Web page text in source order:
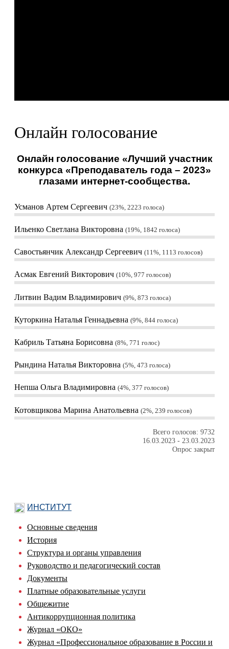
Онлайн голосование
Онлайн голосование «Лучший участник
конкурса «Преподаватель года – 2023»
глазами интернет-сообщества.
Усманов Артем Сергеевич 23%, 2223 голоса
Ильенко Светлана Викторовна 19%, 1842 голоса
Савостьянчик Александр Сергеевич 11%, 1113 голосов
Асмак Евгений Викторович 10%, 977 голосов
Литвин Вадим Владимирович 9%, 873 голоса
Куторкина Наталья Геннадьевна 9%, 844 голоса
Кабриль Татьяна Борисовна 8%, 771 голос
Рындина Наталья Викторовна 5%, 473 голоса
Непша Ольга Владимировна 4%, 377 голосов
Котовщикова Марина Анатольевна 2%, 239 голосов
Всего голосов: 9732
16.03.2023 - 23.03.2023
Опрос закрыт
ИНСТИТУТ
Основные сведения
История
Структура и органы управления
Руководство и педагогический состав
Документы
Платные образовательные услуги
Общежитие
Антикоррупционная политика
Журнал «ОКО»
Журнал «Профессиональное образование в России и